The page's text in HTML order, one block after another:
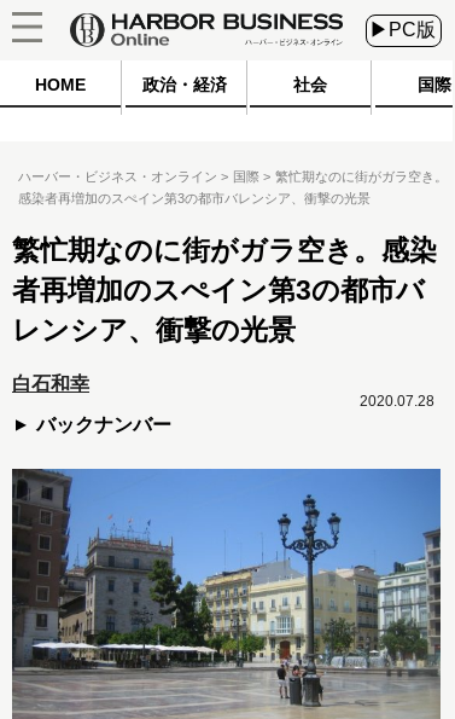
▶PC版
HOME 政治・経済 社会 国際
ハーバー・ビジネス・オンライン 国際
繁忙期なのに街がガラ空き。
感染者再増加のスぺイン第3の都市バレンシア、衝撃の光景
繁忙期なのに街がガラ空き。感染
者再増加のスぺイン第3の都市バ
レンシア、衝撃の光景
白石和幸
バックナンバー
2020.07.28